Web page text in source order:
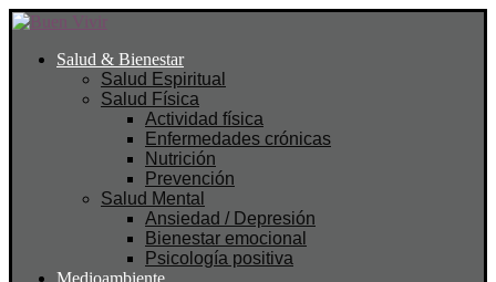
Salud & Bienestar
Salud Espiritual
Salud Física
Actividad física
Enfermedades crónicas
Nutrición
Prevención
Salud Mental
Ansiedad / Depresión
Bienestar emocional
Psicología positiva
Medioambiente